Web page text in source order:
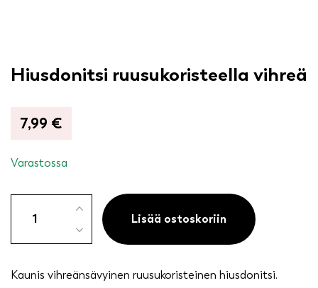
Hiusdonitsi ruusukoristeella vihreä
7,99 €
Varastossa
ruusukoristeella
Lisää ostoskoriin
Kaunis vihreänsävyinen ruusukoristeinen hiusdonitsi.